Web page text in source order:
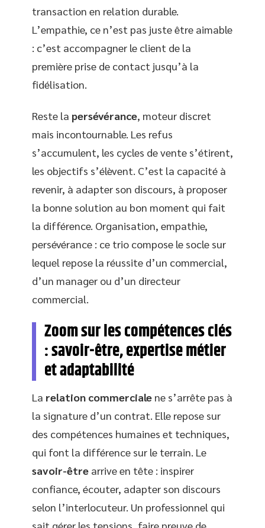
transaction en relation durable.
L’empathie, ce n’est pas juste être aimable
: c’est accompagner le client de la
première prise de contact jusqu’à la
fidélisation.
Reste la persévérance, moteur discret
mais incontournable. Les refus
s’accumulent, les cycles de vente s’étirent,
les objectifs s’élèvent. C’est la capacité à
revenir, à adapter son discours, à proposer
la bonne solution au bon moment qui fait
la différence. Organisation, empathie,
persévérance : ce trio compose le socle sur
lequel repose la réussite d’un commercial,
d’un manager ou d’un directeur
commercial.
Zoom sur les compétences clés
: savoir-être, expertise métier
et adaptabilité
La relation commerciale ne s’arrête pas à
la signature d’un contrat. Elle repose sur
des compétences humaines et techniques,
qui font la différence sur le terrain. Le
savoir-être arrive en tête : inspirer
confiance, écouter, adapter son discours
selon l’interlocuteur. Un professionnel qui